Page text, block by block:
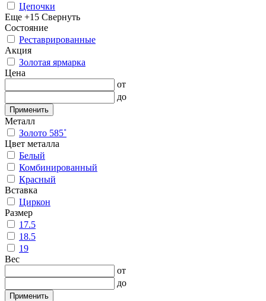
Цепочки
Еще +15 Свернуть
Состояние
Реставрированные
Акция
Золотая ярмарка
Цена
от
до
Применить
Металл
Золото 585˚
Цвет металла
Белый
Комбинированный
Красный
Вставка
Циркон
Размер
17.5
18.5
19
Вес
от
до
Применить